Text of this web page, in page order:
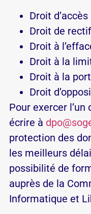
Droit d’accès
Droit de
Droit à
Droit à la
Droit à la
Droit
Pour exercer
écrire à
protection des
les meilleurs
possibilité de
auprès de la
Informatique et